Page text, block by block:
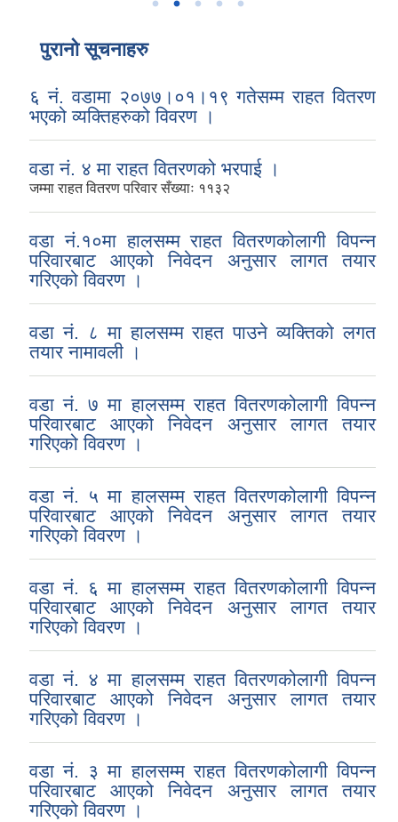
पुरानो सूचनाहरु
६ नं. वडामा २०७७।०१।१९ गतेसम्म राहत वितरण
भएको व्यक्तिहरुको विवरण ।
वडा नं. ४ मा राहत वितरणको भरपाई ।
जम्मा राहत वितरण परिवार सँख्याः ११३२
वडा नं.१०मा हालसम्म राहत वितरणकोलागी विपन्न
परिवारबाट आएको निवेदन अनुसार लागत तयार
गरिएको विवरण ।
वडा नं. ८ मा हालसम्म राहत पाउने व्यक्तिको लगत
तयार नामावली ।
वडा नं. ७ मा हालसम्म राहत वितरणकोलागी विपन्न
परिवारबाट आएको निवेदन अनुसार लागत तयार
गरिएको विवरण ।
वडा नं. ५ मा हालसम्म राहत वितरणकोलागी विपन्न
परिवारबाट आएको निवेदन अनुसार लागत तयार
गरिएको विवरण ।
वडा नं. ६ मा हालसम्म राहत वितरणकोलागी विपन्न
परिवारबाट आएको निवेदन अनुसार लागत तयार
गरिएको विवरण ।
वडा नं. ४ मा हालसम्म राहत वितरणकोलागी विपन्न
परिवारबाट आएको निवेदन अनुसार लागत तयार
गरिएको विवरण ।
वडा नं. ३ मा हालसम्म राहत वितरणकोलागी विपन्न
परिवारबाट आएको निवेदन अनुसार लागत तयार
गरिएको विवरण ।